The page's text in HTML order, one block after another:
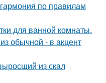
по правилам
для ванной комнаты.
обычной - в акцент
из скал